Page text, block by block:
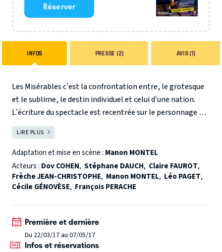
Réserver
INFOS PRESSE (2) AVIS (1)
Les Misérables c’est la confrontation entre, le grotesque
et le sublime, le destin individuel et celui d’une nation.
L’écriture du spectacle est recentrée sur le personnage de
Mme Thénardier. Interprété par une comédienne
accordéoniste, elle devient la narratrice de la pièce.
spectateurs suivent Jean Valjean à la fois emblème
universel de l’Homme en quête de rédemption et figure
intime d’un père. Autour de Cosette et lui, gravitent
l’impitoyable Javert, la victime Fantine, les bourreaux
Gavroche, symbole de la misère et de la lumière.
LIRE PLUS
Adaptation et mise en scène : Manon MONTEL
Acteurs : Dov COHEN, Stéphane DAUCH, Claire FAUROT,
Frèche JEAN-CHRISTOPHE, Manon MONTEL, Léo PAGET,
Cécile GÉNOVÈSE, François PERACHE
Première et dernière
Du 22/03/17 au 07/05/17
Infos et réservations